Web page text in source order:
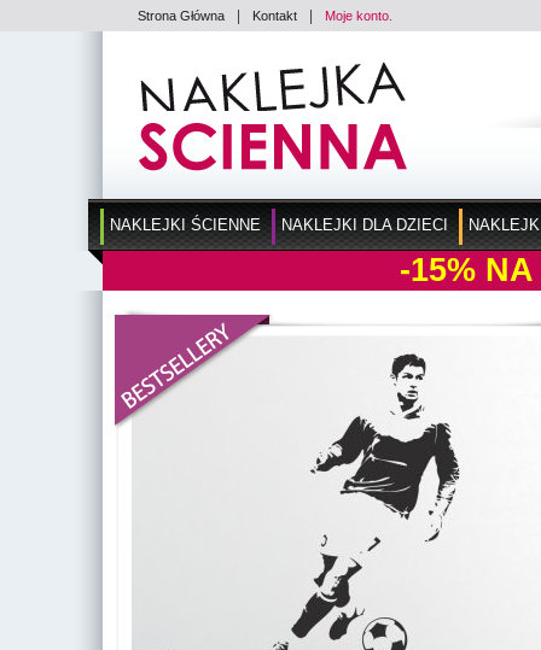
Strona Główna Kontakt Moje konto.
NAKLEJKI ŚCIENNE NAKLEJKI DLA DZIECI
-15% NA